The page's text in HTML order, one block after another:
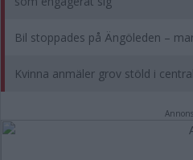
Bil stoppades på Ängöleden –
Kvinna anmäler grov stöld i